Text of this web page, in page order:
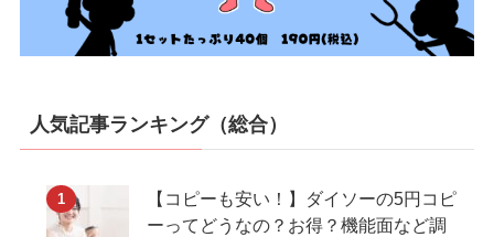
人気記事ランキング（総合）
【コピーも安い！】ダイソーの5円コピ
ーってどうなの？お得？機能面など調